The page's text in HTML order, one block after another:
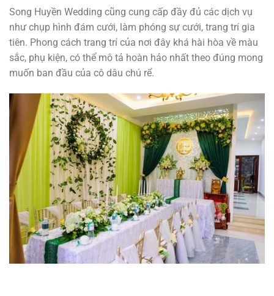
Song Huyền Wedding cũng cung cấp đầy đủ các dịch vụ
như chụp hình đám cưới, làm phóng sự cưới, trang trí gia
tiên. Phong cách trang trí của nơi đây khá hài hòa về màu
sắc, phụ kiện, có thể mô tả hoàn hảo nhất theo đúng mong
muốn ban đầu của cô dâu chú rể.